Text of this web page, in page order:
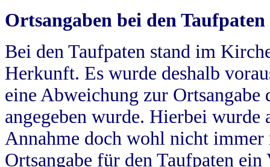
Ortsangaben bei den Taufpaten
Bei den Taufpaten stand im
Herkunft. Es wurde deshalb
eine Abweichung zur
angegeben wurde. Hierbei wurde
Annahme doch wohl nicht
Ortsangabe für den Taufpaten